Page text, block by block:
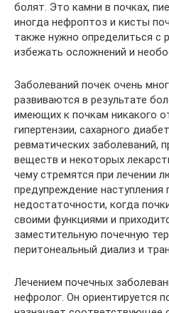
болят. Это камни в почках,
иногда нефроптоз и кисты
также нужно определиться с
избежать осложнений и
Заболеваний почек очень
развиваются в результате
имеющих к почкам никакого
гипертензии, сахарного
ревматических заболеваний,
веществ и некоторых
чему стремятся при лечении
предупреждение наступления
недостаточности, когда
своими функциями и
заместительную почечную
перитонеальный диализ и
Лечением почечных
нефролог. Он ориентируется